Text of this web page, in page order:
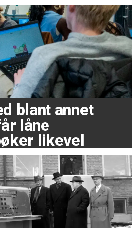
blant annet
låne
likevel